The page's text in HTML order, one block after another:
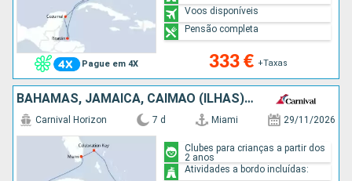
Pague em 4X 333 € +Taxas
Voos disponíveis
Pensão completa
BAHAMAS, JAMAICA, CAIMÃO (ILHAS), ESTADOS UNIDOS
Carnival Horizon 7 d Miami 29/11/2026
Clubes para crianças a partir dos
2 anos
Atividades a bordo incluídas: